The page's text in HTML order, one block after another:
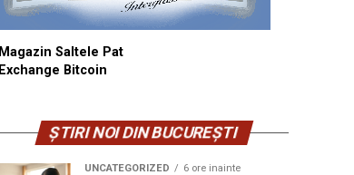
Magazin Saltele Pat
Exchange Bitcoin
ȘTIRI NOI DIN BUCUREȘTI
UNCATEGORIZED 6 ore inainte